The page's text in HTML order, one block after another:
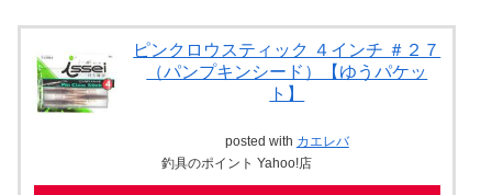
ピンクロウスティック ４インチ ＃２７
（パンプキンシード）【ゆうパケッ
ト】
posted with カエレバ
釣具のポイント Yahoo!店